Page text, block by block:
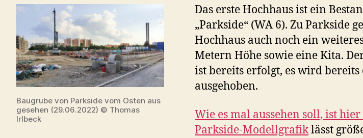
Baugrube von Parkside vom Osten aus
gesehen (29.06.2022) © Thomas
Irlbeck
Das erste Hochhaus ist ein
„Parkside“ (WA 6). Zu Parkside
Hochhaus auch noch ein
Metern Höhe sowie eine Kita.
ist bereits erfolgt, es wird bereits
ausgehoben.
Wie es mal aussehen soll, ist
Parkside-Modellgrafiklässt